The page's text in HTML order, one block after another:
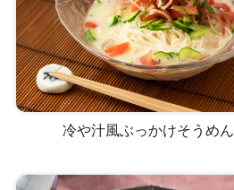
冷や汁風ぶっかけそうめん